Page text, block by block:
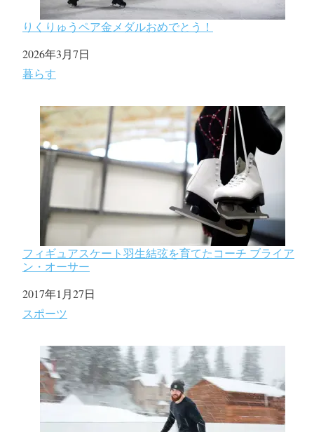
りくりゅうペア金メダルおめでとう！
日付
2026年3月7日
関連理由
暮らす
フィギュアスケート羽生結弦を育てたコーチ ブライア
ン・オーサー
日付
2017年1月27日
関連理由
スポーツ